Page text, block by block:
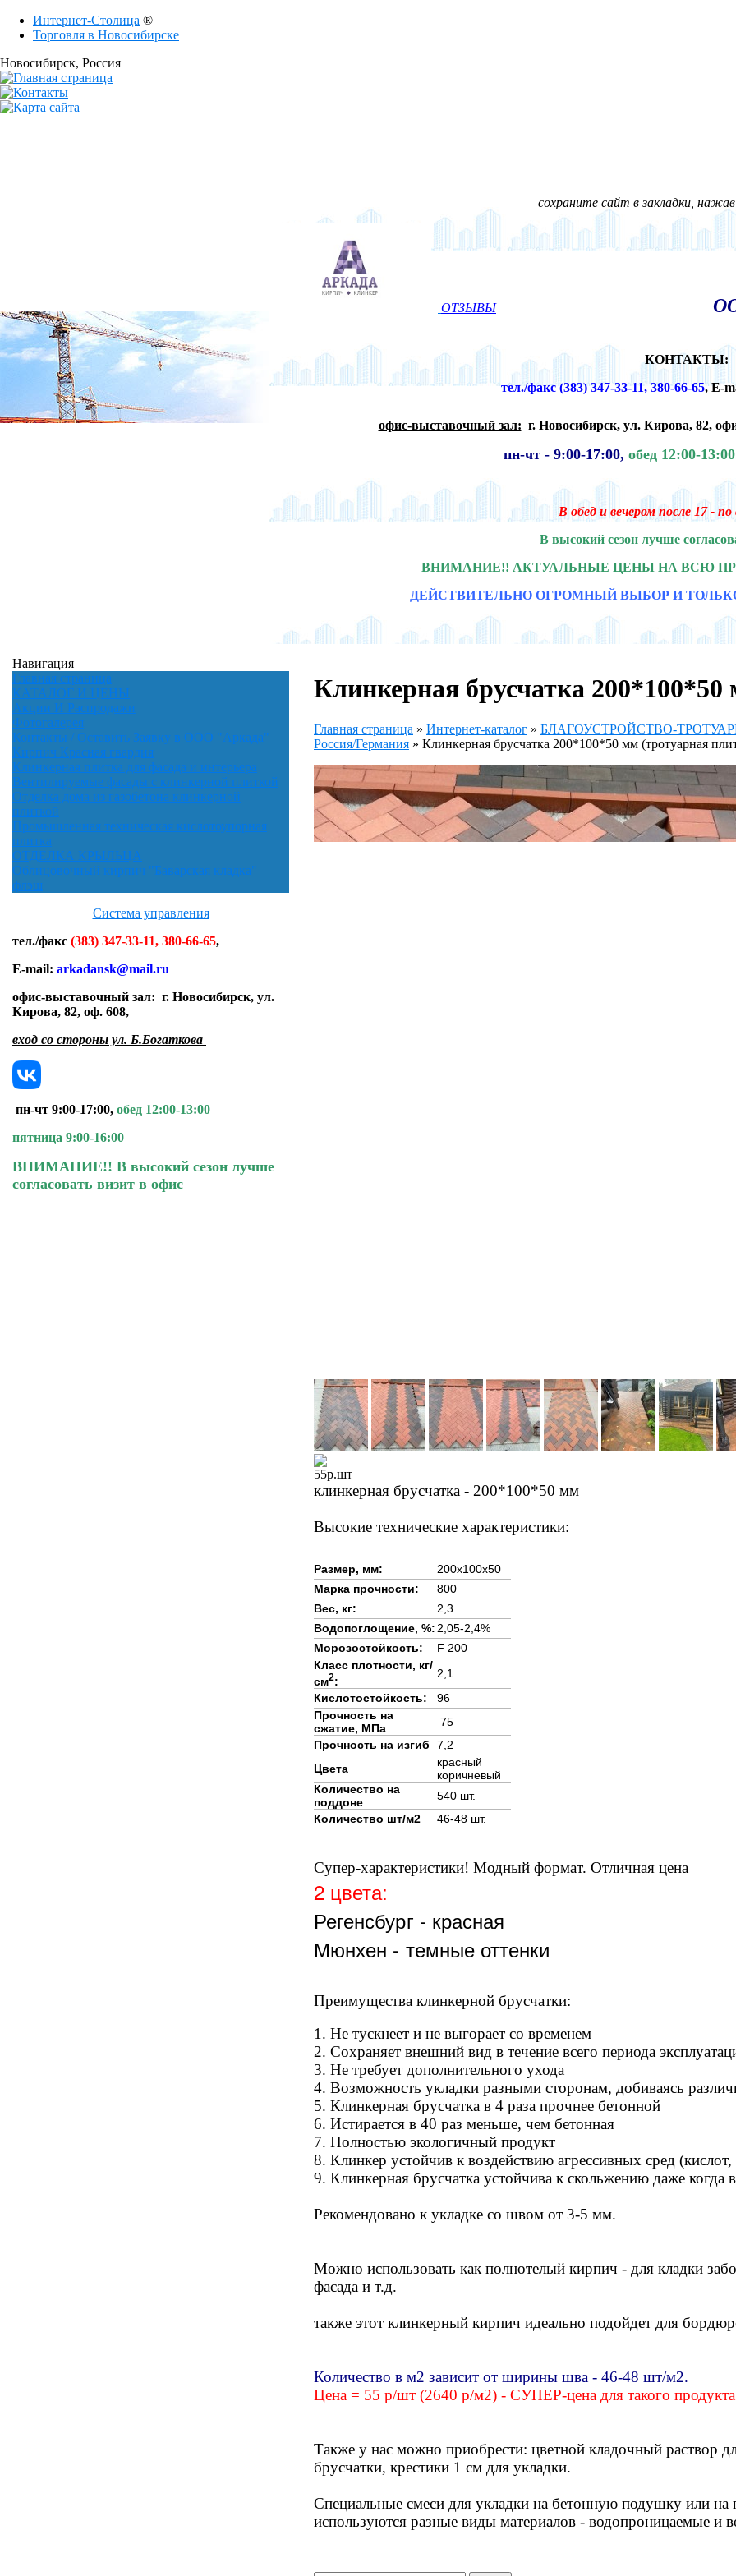
Интернет-Столица ®
Торговля в Новосибирске
Новосибирск, Россия
сохраните сайт в закладки, нажав
ОТЗЫВЫ
КОНТАКТЫ:
тел./факс (383) 347-33-11, 380-66-65,E-
офис-выставочный зал: г. Новосибирск, ул. Кирова, 82,
пн-чт - 9:00-17:00, обед 12:00-
В обед и вечером после 17 - по
В высокий сезон лучше
ВНИМАНИЕ!! АКТУАЛЬНЫЕ ЦЕНЫ НА ВСЮ
ДЕЙСТВИТЕЛЬНО ОГРОМНЫЙ ВЫБОР И
Навигация
Главная страница
КАТАЛОГ И ЦЕНЫ
Акции И Распродажи
Фотогалерея
Контакты / Оставить Заявку в ООО "Аркада"
Кирпич Красная гвардия
Клинкерная плитка для фасада и интерьера
Вентилируемые фасады с клинкерной плиткой
Отделка дома из газобетона клинкерной
плиткой
Промышленная техническая кислотоупорная
плитка
ОТДЕЛКА КРЫЛЬЦА
Облицовочный кирпич "Баварская кладка"
флэш
Система управления
тел./факс (383) 347-33-11, 380-66-65,
E-mail: arkadansk@mail.ru
офис-выставочный зал: г. Новосибирск, ул.
Кирова, 82, оф. 608,
вход со стороны ул. Б.Богаткова
пн-чт 9:00-17:00, обед 12:00-13:00
пятница 9:00-16:00
ВНИМАНИЕ!! В высокий сезон лучше
согласовать визит в офис
Клинкерная брусчатка
Главная страница » Интернет-каталог » БЛАГОУСТРОЙСТВО-
Россия/Германия » Клинкерная брусчатка 200*100*50 мм (тротуарная
55р.шт
клинкерная брусчатка - 200*100*50 мм
Высокие технические характеристики:
Размер, мм:
200х100х50
Марка прочности:
800
Вес, кг:
2,3
Водопоглощение, %: 2,05-2,4%
Морозостойкость:
F 200
Класс плотности, кг/
см2:
2,1
Кислотостойкость:
96
Прочность на
сжатие, МПа
75
Прочность на изгиб
7,2
Цвета
красный
коричневый
Количество на
поддоне
540 шт.
Количество шт/м2
46-48 шт.
Супер-характеристики! Модный формат. Отличная цена
2 цвета:
Регенсбург - красная
Мюнхен - темные оттенки
Преимущества клинкерной брусчатки:
1. Не тускнеет и не выгорает со временем
2. Сохраняет внешний вид в течение всего периода
3. Не требует дополнительного ухода
4. Возможность укладки разными сторонам, добиваясь
5. Клинкерная брусчатка в 4 раза прочнее бетонной
6. Истирается в 40 раз меньше, чем бетонная
7. Полностью экологичный продукт
8. Клинкер устойчив к воздействию агрессивных сред
9. Клинкерная брусчатка устойчива к скольжению даже когда
Рекомендовано к укладке со швом от 3-5 мм.
Можно использовать как полнотелый кирпич - для кладки
фасада и т.д.
также этот клинкерный кирпич идеально подойдет для
Количество в м2 зависит от ширины шва - 46-48 шт/м2.
Цена = 55 р/шт (2640 р/м2) - СУПЕР-цена для такого
Также у нас можно приобрести: цветной кладочный раствор
брусчатки, крестики 1 см для укладки.
Специальные смеси для укладки на бетонную подушку или
используются разные виды материалов - водопроницаемые и